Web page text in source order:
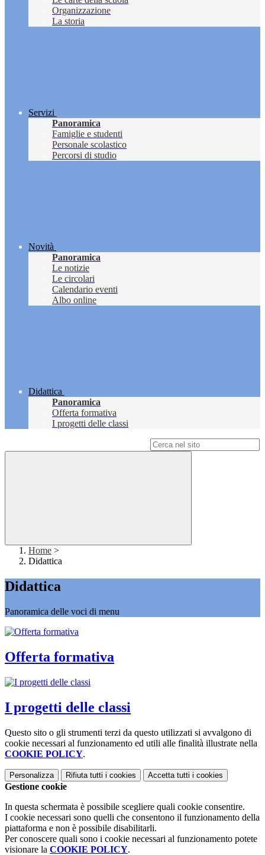
Organizzazione
La storia
Servizi
Panoramica
Famiglie e studenti
Personale scolastico
Percorsi di studio
Novità
Panoramica
Le notizie
Le circolari
Calendario eventi
Albo online
Didattica
Panoramica
Offerta formativa
I progetti delle classi
Home >
Didattica
Didattica
Panoramica delle voci di menu
Offerta formativa
I progetti delle classi
Questo sito o gli strumenti terzi da questo utilizzati si avvalgono di
cookie necessari al funzionamento ed utili alle finalità illustrate nella
COOKIE POLICY.
Personalizza Rifiuta tutti i cookies Accetta tutti i cookies
Gestione cookie
In questa schermata è possibile scegliere quali cookie consentire.
I cookie necessari sono quelli che consentono il funzionamento della
piattaforma e non è possibile disabilitarli.
Per conoscere quali sono i cookie necessari al funzionamento potete
visionare la COOKIE POLICY.